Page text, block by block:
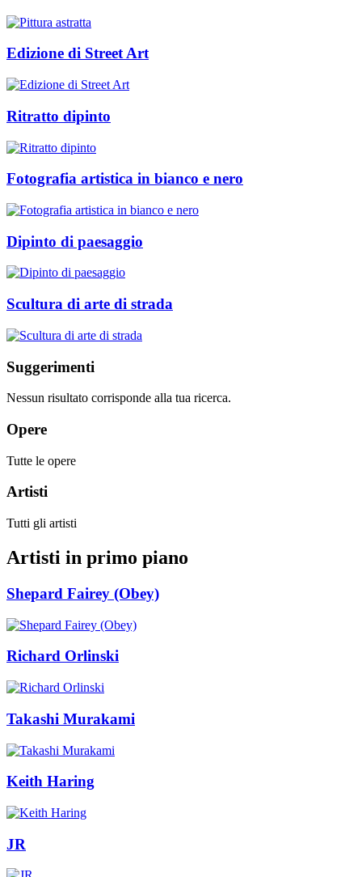
Edizione di Street Art
Ritratto dipinto
Fotografia artistica in bianco e nero
Dipinto di paesaggio
Scultura di arte di strada
Suggerimenti
Nessun risultato corrisponde alla tua ricerca.
Opere
Tutte le opere
Artisti
Tutti gli artisti
Artisti in primo piano
Shepard Fairey (Obey)
Richard Orlinski
Takashi Murakami
Keith Haring
JR